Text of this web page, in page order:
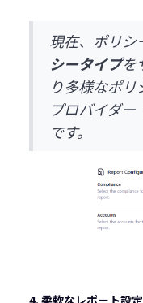
現在、ポリシ
シータイプを
り多様なポ
プロバイダ
です。
4. 柔軟なレポート設定